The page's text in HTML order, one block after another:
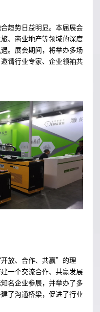
趋势日益明显。本届展会
、商业地产等领域的深度
。展会期间，将举办多场
请行业专家、企业领袖共
放、合作、共赢”的理
一个交流合作、共赢发展
名企业参展，并举办了多
了沟通桥梁，促进了行业